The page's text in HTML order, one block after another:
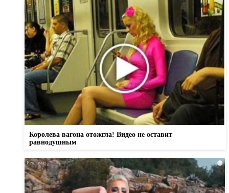
Королева вагона отожгла! Видео не оставит
равнодушным
i